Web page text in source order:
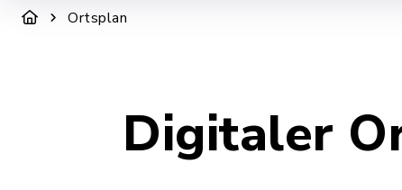
Ortsplan
Digitaler